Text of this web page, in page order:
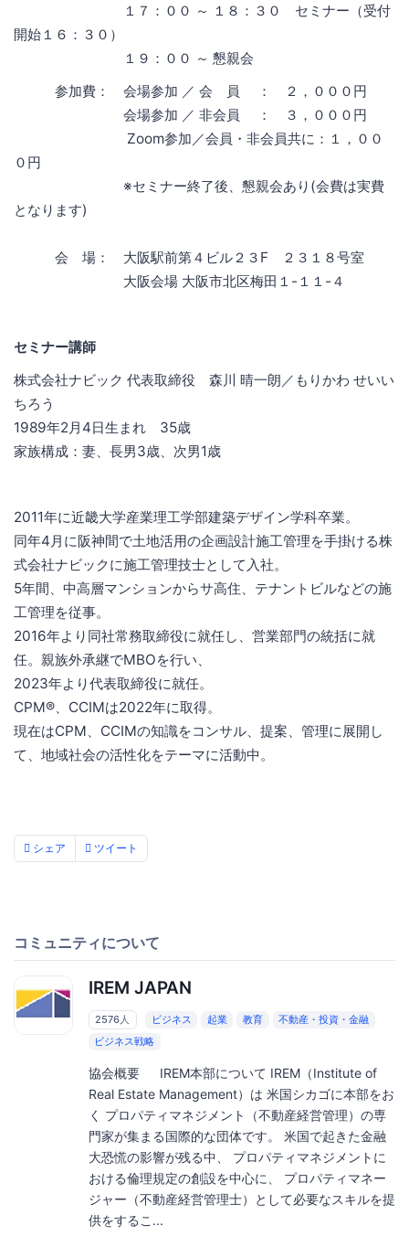
１７：００ ～ １８：３０ セミナー（受付
開始１６：３０）
１９：００ ～ 懇親会
参加費： 会場参加 ／ 会 員 ： ２，０００円
会場参加 ／ 非会員 ： ３，０００円
Zoom参加／会員・非会員共に：１，００
０円
※セミナー終了後、懇親会あり(会費は実費
となります)
会 場： 大阪駅前第４ビル２３F ２３１８号室
大阪会場 大阪市北区梅田１-１１-４
セミナー講師
株式会社ナビック 代表取締役 森川 晴一朗／もりかわ せいい
ちろう
1989年2月4日生まれ 35歳
家族構成：妻、長男3歳、次男1歳
2011年に近畿大学産業理工学部建築デザイン学科卒業。
同年4月に阪神間で土地活用の企画設計施工管理を手掛ける株
式会社ナビックに施工管理技士として入社。
5年間、中高層マンションからサ高住、テナントビルなどの施
工管理を従事。
2016年より同社常務取締役に就任し、営業部門の統括に就
任。親族外承継でMBOを行い、
2023年より代表取締役に就任。
CPM®、CCIMは2022年に取得。
現在はCPM、CCIMの知識をコンサル、提案、管理に展開し
て、地域社会の活性化をテーマに活動中。
シェア ツイート
コミュニティについて
IREM JAPAN
2576人 ビジネス 起業 教育
不動産・投資・金融
ビジネス戦略
協会概要 IREM本部について IREM（Institute of
Real Estate Management）は 米国シカゴに本部をお
く プロパティマネジメント（不動産経営管理）の専
門家が集まる国際的な団体です。 米国で起きた金融
大恐慌の影響が残る中、 プロパティマネジメントに
おける倫理規定の創設を中心に、 プロパティマネー
ジャー（不動産経営管理士）として必要なスキルを提
供をするこ...